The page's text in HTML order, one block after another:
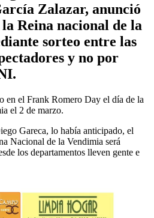
Zalazar, anunció
Reina nacional de la
sorteo entre las
y no por
en el Frank Romero Day el día de la
el 2 de marzo.
Gareca, lo había anticipado, el
Nacional de la Vendimia será
los departamentos lleven gente e